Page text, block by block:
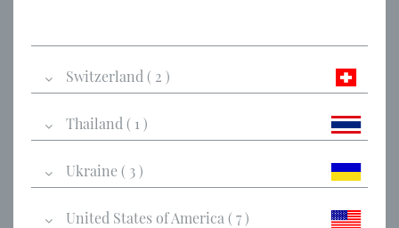
Switzerland ( 2 )
Thailand ( 1 )
Ukraine ( 3 )
United States of America ( 7 )